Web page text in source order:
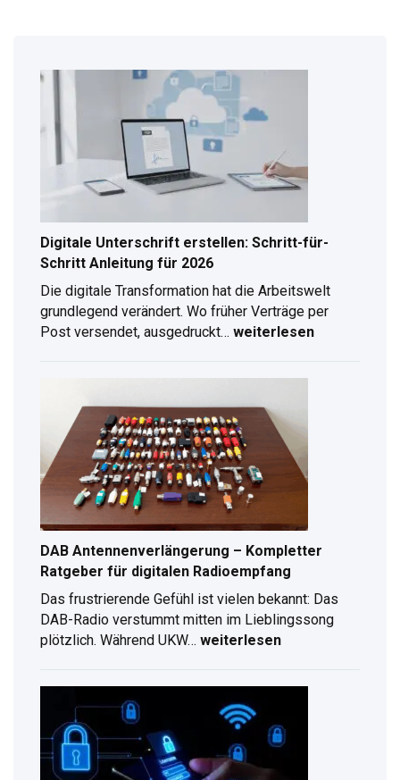
Digitale Unterschrift erstellen: Schritt-für-
Schritt Anleitung für 2026
Die digitale Transformation hat die Arbeitswelt
grundlegend verändert. Wo früher Verträge per
Post versendet, ausgedruckt…
Schritt
Anleitung
für
2026
weiterlesen
DAB Antennenverlängerung – Kompletter
Ratgeber für digitalen Radioempfang
Das frustrierende Gefühl ist vielen bekannt: Das
DAB-Radio verstummt mitten im Lieblingssong
plötzlich. Während UKW…
Kompletter
Ratgeber
für
digitalen
Radioempfang
weiterlesen